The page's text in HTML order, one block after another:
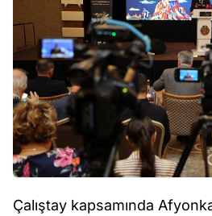
Çalıştay kapsamında